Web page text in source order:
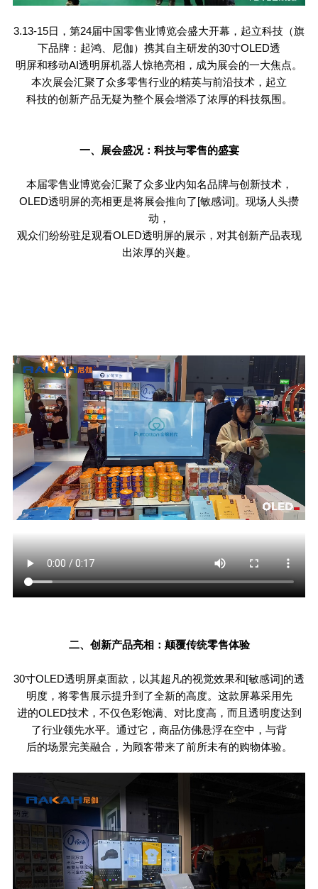
3.13-15日，第24届中国零售业博览会盛大开幕，起立科技（旗
下品牌：起鸿、尼伽）携其自主研发的30寸OLED透
明屏和移动AI透明屏机器人惊艳亮相，成为展会的一大焦点。
本次展会汇聚了众多零售行业的精英与前沿技术，起立
科技的创新产品无疑为整个展会增添了浓厚的科技氛围。
一、展会盛况：科技与零售的盛宴
本届零售业博览会汇聚了众多业内知名品牌与创新技术，
OLED透明屏的亮相更是将展会推向了[敏感词]。现场人头攒
动，
观众们纷纷驻足观看OLED透明屏的展示，对其创新产品表现
出浓厚的兴趣。
二、创新产品亮相：颠覆传统零售体验
30寸OLED透明屏桌面款，以其超凡的视觉效果和[敏感词]的透
明度，将零售展示提升到了全新的高度。这款屏幕采用先
进的OLED技术，不仅色彩饱满、对比度高，而且透明度达到
了行业领先水平。通过它，商品仿佛悬浮在空中，与背
后的场景完美融合，为顾客带来了前所未有的购物体验。